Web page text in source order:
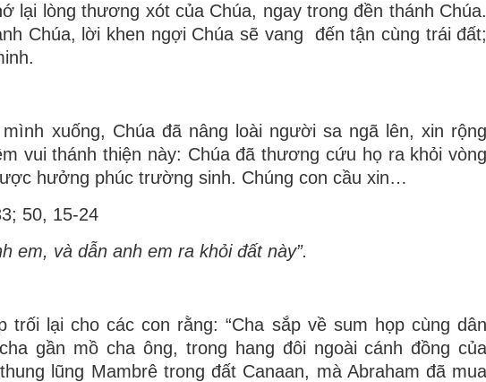
lại lòng thương xót của Chúa, ngay trong đền thánh Chúa.
Chúa, lời khen ngợi Chúa sẽ vang đến tận cùng trái đất;
xuống, Chúa đã nâng loài người sa ngã lên, xin rộng
vui thánh thiện này: Chúa đã thương cứu họ ra khỏi vòng
hưởng phúc trường sinh. Chúng con cầu xin…
50, 15-24
em, và dẫn anh em ra khỏi đất này”.
trối lại cho các con rằng: “Cha sắp về sum họp cùng dân
gần mồ cha ông, trong hang đôi ngoài cánh đồng của
lũng Mambrê trong đất Canaan, mà Abraham đã mua